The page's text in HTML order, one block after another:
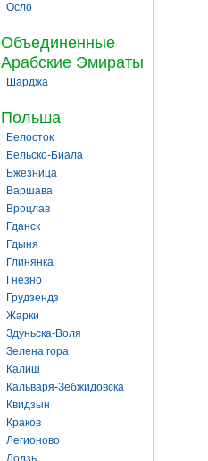
Осло
Объединенные
Арабские Эмираты
Шарджа
Польша
Белосток
Бельско-Биала
Бжезница
Варшава
Вроцлав
Гданск
Гдыня
Глинянка
Гнезно
Грудзендз
Жарки
Здуньска-Воля
Зелена гора
Калиш
Кальваря-Зебжидовска
Квидзын
Краков
Легионово
Лодзь